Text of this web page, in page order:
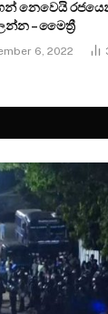
නෙවෙයි
– මෛත්‍රී
6, 2022